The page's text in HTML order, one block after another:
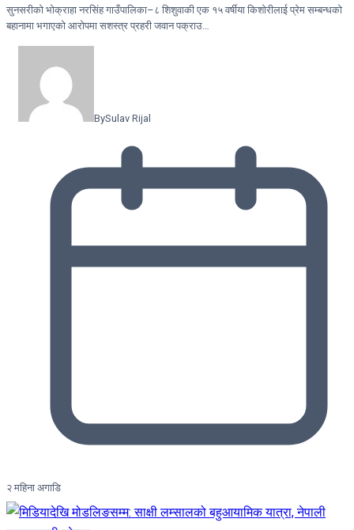
सुनसरीको भोक्राहा नरसिंह गाउँपालिका–८ शिशुवाकी एक १५ वर्षीया किशोरीलाई प्रेम सम्बन्धको
बहानामा भगाएको आरोपमा सशस्त्र प्रहरी जवान पक्राउ…
BySulav Rijal
२ महिना अगाडि